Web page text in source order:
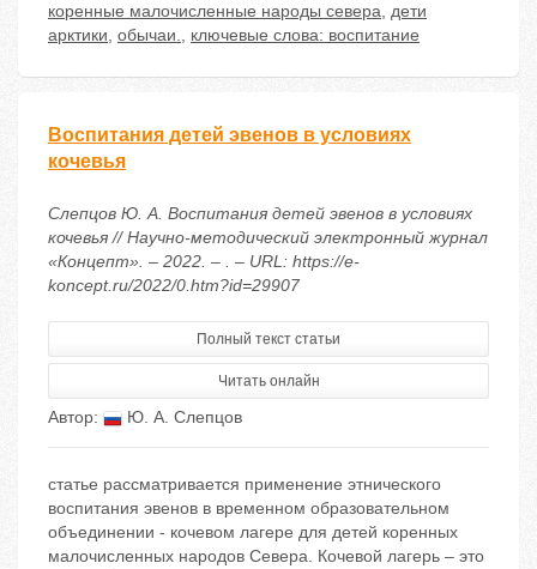
коренные малочисленные народы севера, дети
арктики, обычаи., ключевые слова: воспитание
Воспитания детей эвенов в условиях
кочевья
Слепцов Ю. А. Воспитания детей эвенов в условиях
кочевья // Научно-методический электронный журнал
«Концепт». – 2022. – . – URL: https://e-
koncept.ru/2022/0.htm?id=29907
Полный текст статьи
Читать онлайн
Автор: Ю. А. Слепцов
статье рассматривается применение этнического
воспитания эвенов в временном образовательном
объединении - кочевом лагере для детей коренных
малочисленных народов Севера. Кочевой лагерь – это